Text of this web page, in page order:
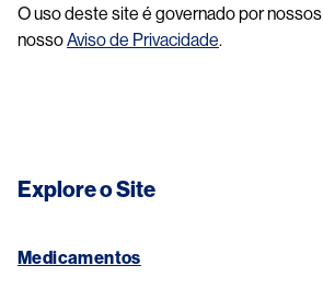
O uso deste site é governado por nossos
nossoAviso de Privacidade.
Explore o Site
Medicamentos